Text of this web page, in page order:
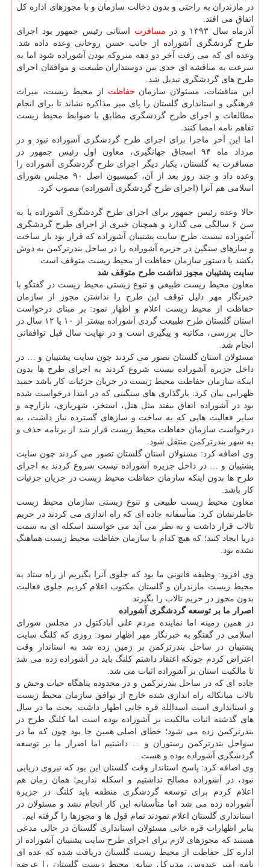
در مازندران به راحتی و بدون دخالت سازمان و با مجوزهای اداره كل
اتفاق می افتد.
آذرماه سال ۱۳۹۳ و در
مسافرت استانی رئیس جمهور بود اجرای
طرح گردشگری آشوراده از جانب حسن روحانی وعده داده شد.
وعده ای كه می رفت آخر دو دهه متروكه بودن آشوراده شود اما به
سرعت به مناقشه ای جدی بین دوستداران طبیعت و موافقان اجرای
طرح های گردشگری تبدیل شد.
این مناقشات، مسئولان سازمان حفاظت از محیط زیست، میراث
فرهنگی و استانداری گلستان را پای میز مذاكره نشاند تا برای انجام
مطالعات و اجرای طرح گردشگری مطابق با ضوابط محیط زیست
تفاهم نامه امضا كنند.
اما این آخر ماجرا برای اجرای طرح گردشگری آشوراده نبود و در
مرداد ماه ۹۴ اسحاق جهانگیری، معاون اول رئیس جمهور در
مسافرت به گلستان، یكبار دیگر اجرای طرح گردشگری آشوراده را
وعده داد و چند روز بعد از آن، كمیسیون اصل ۹۰ مجلس شورای
اسلامی هم آنرا (اجرای طرح گردشگری آشوراده) مصوب كرد.
حالا وعده رئیس جمهور برای اجرای طرح گردشگری آشوراده پا به
سن ۶ سالگی می گذارد و همچنان خبری از اجرای طرح گردشگری
آشوراده نیست. طرح سایت پشتیبان آشوراده كه قرار بود بار ساخت
و سازهای سنگین در جزیره آشوراده را در ساحل بندرتركمن به دوش
بكشد با دستور سازمان حفاظت از محیط زیست متوقف است.
سایت پشتیبان مجوز نداشت طرح متوقف شد
معاون محیط زیست طبیعی و تنوع زیستی محیط زیست در گفتگو با
خبرنگار مهر دلیل توقف این طرح را نداشتن مجوز از سازمان
حفاظت از محیط زیست اعلام و اظهار نمود: بر مبنای درخواست
استان گلستان طرح طبیعت گردی آشوراده بیشتر از ۱۰ یا ۱۲ سال در
حال بررسی، مكاتبه و پیگیری است و در نهایت سال قبل توافقاتی
انجام شد.
مسئولان استان گلستان تصور می كردند چون سایت پشتیبان و … در
داخل جزیره آشوراده نیست شروع كردند به اجرای طرح ها بدون
اینكه سازمان حفاظت محیط زیست در جریان جزئیات كار باشد حمید
ظهرابی بیان كرد: بارگذاری های سنگینی كه در ابتدا درخواست شده
بود در آشوراده اتفاق بیفتد مثل هتل، استخر، شهربازی، بازارچه و
سایر فعالیت هایی كه به ساخت و سازهای گسترده نیاز داشت، به
درخواست سازمان حفاظت محیط زیست قرار شد از برنامه حذف و
به شهر بندرتركمن منتقل شود.
وی اضافه كرد: مسئولان استان گلستان تصور می كردند چون سایت
پشتیبان و … در داخل جزیره آشوراده نیست شروع كردند به اجرای
طرح ها بدون اینكه سازمان حفاظت محیط زیست در جریان جزئیات
كار باشد.
معاون محیط زیست طبیعی و تنوع زیستی سازمان محیط زیست
خاطرنشان كرد: متأسفانه جاده ای كه راه اندازی می كردند در حریم
تالاب قرار داشت و به نظر می آید می خواستند اسكله ای به سمت
دریا ایجاد كنند؛ كه هیچ كدام با سازمان حفاظت محیط زیست هماهنگ
نشده بود.
وی افزود: وظیفه قانونی ما بود كه جلوی آنرا بگیریم از راه ستاد به
محیط زیست مازندران و گلستان مكتوب اعلام كردیم جلوی فعالیت
بدون مجوز در حریم تالاب را بگیرند.
اصرار ما بر توسعه گردشگری آشوراده
در همین زمینه اما نماینده مردم علی آبادكتول در مجلس شورای
اسلامی در گفتگو به خبرنگار مهر اظهار نمود: روزی كه كلنگ سایت
پشتیبان در ساحل بندرتركمن بر زمین زده شد به استاندار وقت
اعتراض كردم چونكه اعتقاد داشتم كلنگ باید در آشوراده زده می شد
تا مالكیت استان بر آشوراده اثبات می شد.
جاده ای كه در ساحل بندرتركمن و در محدوده پناهگاه حیات وحش و
تالاب میانكاله راه اندازی شده خارج از توافق سازمان محیط زیست
و استانداری است اسدالله قره خانی اظهار داشت: بحث ما در سال
های گذشته اثبات مالكیت بر آشوراده بوده است اما كلنگ طرح در
بندرتركمن زده می شود؛ خطای اصلی همین جا بود چون كه ما در
سواحل بندرتركمن رستوران و … داشتیم اما اصرار ما بر توسعه
گردشگری آشوراده بوده و هست.
وی اضافه كرد: پاسخ استاندار وقت گلستان این بود كه نیروی دریایی
نبود، در آشوراده مصالح نداشتیم و اسكله نداریم؛ همان زمان هم
اعلام كردم برای توسعه گردشگری منطقه باید كلنگ در جزیره
آشوراده زده می شد اما متأسفانه این كار انجام نشد و مسئولان در
استانداری گلستان اعلام نمودند تمام قول ها و مجوزها را گرفته ایم.
بنابر اظهارات قره خانی مسئولان استانداری گلستان در حالی مدعی
هستند كه مجوزهای لازم برای اجرای طرح سایت پشتیبان آشوراده از
اداره كل حفاظت از محیط زیست گلستان دریافت شده كه عده ای
نامه امیر عبدوس، مدیركل سابق محیط زیست گلستان را عرضه